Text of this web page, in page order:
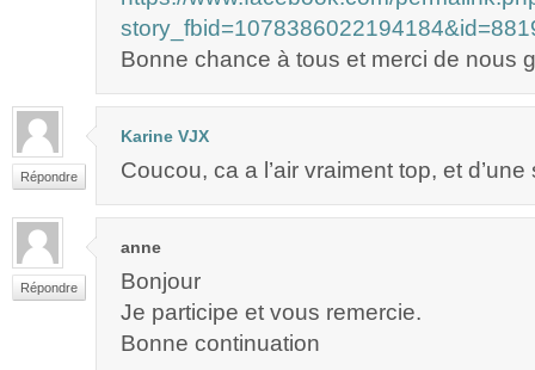
Bonne chance à tous et merci de nous
Répondre
Karine VJX
Coucou, ca a l’air vraiment top, et d’une
Répondre
anne
Bonjour
Je participe et vous remercie.
Bonne continuation